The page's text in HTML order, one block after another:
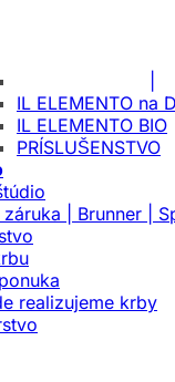
IL ELEMENTO na
IL ELEMENTO BIO
PRÍSLUŠENSTVO
| Brunner |
realizujeme krby